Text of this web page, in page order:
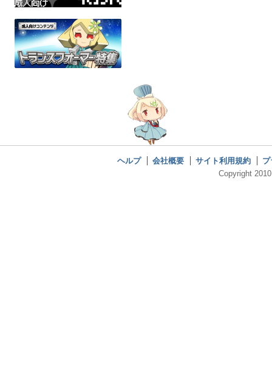
ヘルプ 会社概要 サイト利用規約
Copyright